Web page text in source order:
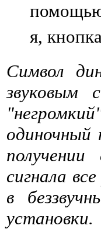
я,
Символ
звуковым
одиночный
сигнала
в
установки.